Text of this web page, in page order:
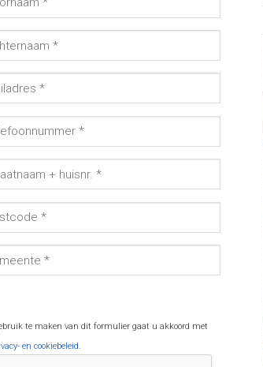
te maken van dit formulier gaat u akkoord met
en cookiebeleid